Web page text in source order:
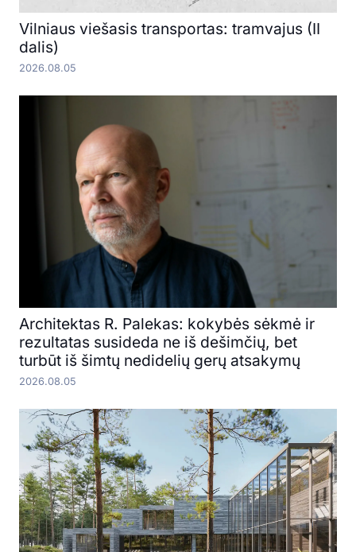
Vilniaus viešasis transportas: tramvajus (II
dalis)
2026.08.05
Architektas R. Palekas: kokybės sėkmė ir
rezultatas susideda ne iš dešimčių, bet
turbūt iš šimtų nedidelių gerų atsakymų
2026.08.05